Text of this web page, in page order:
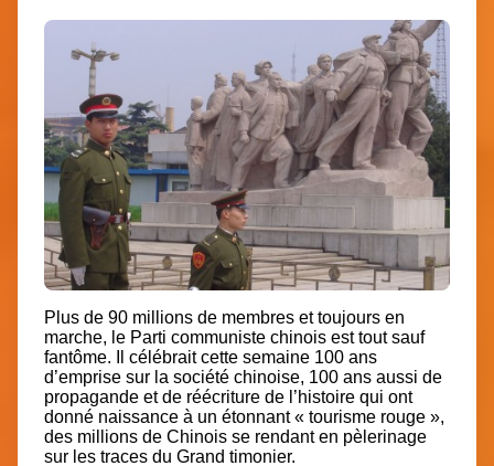
Plus de 90 millions de membres et toujours en
marche, le Parti communiste chinois est tout sauf
fantôme. Il célébrait cette semaine 100 ans
d’emprise sur la société chinoise, 100 ans aussi de
propagande et de réécriture de l’histoire qui ont
donné naissance à un étonnant « tourisme rouge »,
des millions de Chinois se rendant en pèlerinage
sur les traces du Grand timonier.